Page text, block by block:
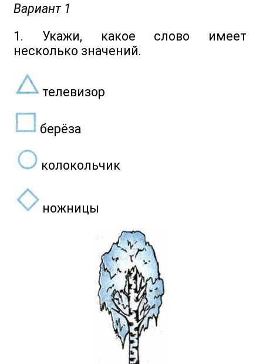
Вариант 1
1. Укажи, какое слово имеет
несколько значений.
телевизор
берёза
колокольчик
ножницы